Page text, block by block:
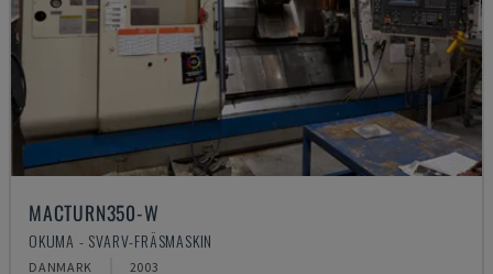
MACTURN350-W
OKUMA - SVARV-FRÄSMASKIN
DANMARK 2003